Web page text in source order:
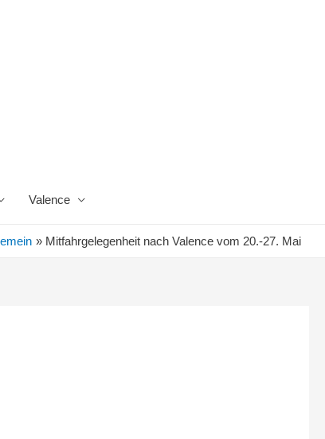
Valence
Mitfahrgelegenheit nach Valence vom 20.-27. Mai